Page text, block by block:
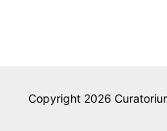
Copyright 2026